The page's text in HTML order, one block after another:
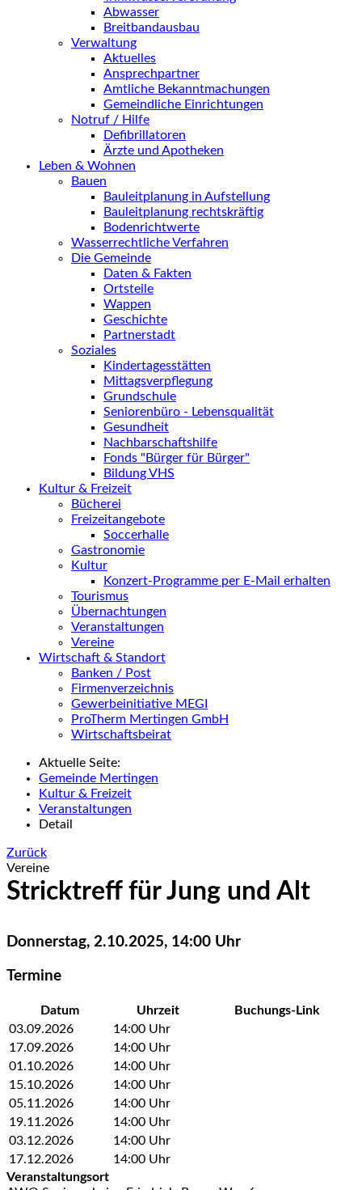
Abwasser
Breitbandausbau
Verwaltung
Aktuelles
Ansprechpartner
Amtliche Bekanntmachungen
Gemeindliche Einrichtungen
Notruf / Hilfe
Defibrillatoren
Ärzte und Apotheken
Leben & Wohnen
Bauen
Bauleitplanung in Aufstellung
Bauleitplanung rechtskräftig
Bodenrichtwerte
Wasserrechtliche Verfahren
Die Gemeinde
Daten & Fakten
Ortsteile
Wappen
Geschichte
Partnerstadt
Soziales
Kindertagesstätten
Mittagsverpflegung
Grundschule
Seniorenbüro - Lebensqualität
Gesundheit
Nachbarschaftshilfe
Fonds "Bürger für Bürger"
Bildung VHS
Kultur & Freizeit
Bücherei
Freizeitangebote
Soccerhalle
Gastronomie
Kultur
Konzert-Programme per E-Mail erhalten
Tourismus
Übernachtungen
Veranstaltungen
Vereine
Wirtschaft & Standort
Banken / Post
Firmenverzeichnis
Gewerbeinitiative MEGI
ProTherm Mertingen GmbH
Wirtschaftsbeirat
Aktuelle Seite:
Gemeinde Mertingen
Kultur & Freizeit
Veranstaltungen
Detail
Zurück
Vereine
Stricktreff für Jung und Alt
Donnerstag, 2.10.2025, 14:00 Uhr
Termine
Datum Uhrzeit
Buchungs-Link
03.09.2026
14:00 Uhr
17.09.2026
14:00 Uhr
01.10.2026
14:00 Uhr
15.10.2026
14:00 Uhr
05.11.2026
14:00 Uhr
19.11.2026
14:00 Uhr
03.12.2026
14:00 Uhr
17.12.2026
14:00 Uhr
Veranstaltungsort